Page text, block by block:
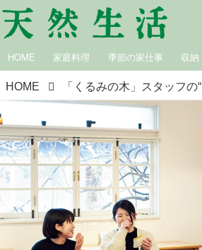
HOME 家庭料理 季節の家仕事 収納
HOME